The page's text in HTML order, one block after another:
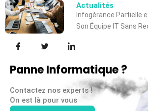
Actualités
Infogérance Partielle
Son Équipe IT Sans
Panne Informatique ?
Contactez nos experts !
On est là pour vous